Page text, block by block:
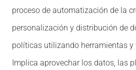
proceso de automatización de la
personalización y distribución de
políticas utilizando herramientas
Implica aprovechar los datos, las